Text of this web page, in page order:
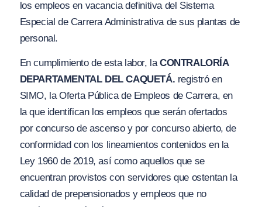
los empleos en vacancia definitiva del Sistema
Especial de Carrera Administrativa de sus plantas de
personal.
En cumplimiento de esta labor, laCONTRALORÍA
DEPARTAMENTAL DEL CAQUETÁ. registró en
SIMO, la Oferta Pública de Empleos de Carrera, en
la que identifican los empleos que serán ofertados
por concurso de ascenso y por concurso abierto, de
conformidad con los lineamientos contenidos en la
Ley 1960 de 2019, así como aquellos que se
encuentran provistos con servidores que ostentan la
calidad de prepensionados y empleos que no